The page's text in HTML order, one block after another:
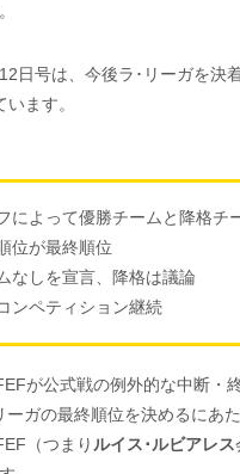
日号は、今後ラ･リーガを決
ます。
によって優勝チームと降格チ
位が最終順位
なしを宣言、降格は議論
ンペティション継続
が公式戦の例外的な中断・
ーガの最終順位を決めるにあ
（つまり ルイス･ルビアレス